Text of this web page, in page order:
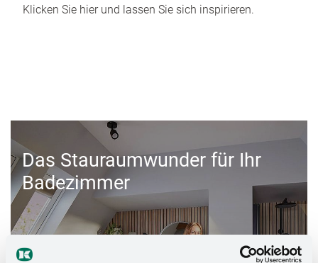
Klicken Sie hier und lassen Sie sich inspirieren.
Das Stauraumwunder für Ihr
Badezimmer